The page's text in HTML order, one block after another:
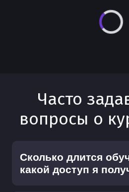
Часто
вопросы о
Сколько длится
какой доступ я